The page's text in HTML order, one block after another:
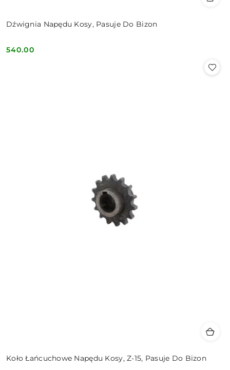
Dźwignia Napędu Kosy, Pasuje Do Bizon
Cena:
540.00
Koło Łańcuchowe Napędu Kosy, Z-15, Pasuje Do Bizon